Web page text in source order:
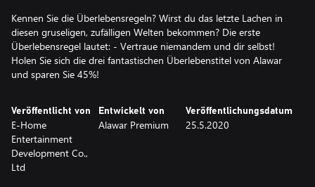
Kennen Sie die Überlebensregeln? Wirst du das letzte Lachen in
diesen gruseligen, zufälligen Welten bekommen? Die erste
Überlebensregel lautet: - Vertraue niemandem und dir selbst!
Holen Sie sich die drei fantastischen Überlebenstitel von Alawar
und sparen Sie 45%!
Veröffentlicht von
E-Home
Entertainment
Development Co.,
Ltd
Entwickelt von
Alawar Premium
Veröffentlichungsdatum
25.5.2020